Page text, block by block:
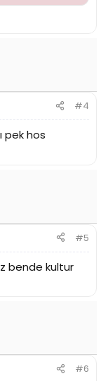
#4
pek hos
#5
bende kultur
#6